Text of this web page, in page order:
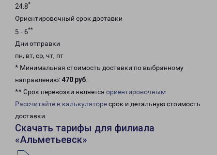
24.8*
Ориентировочный срок доставки
5 - 6**
Дни отправки
пн, вт, ср, чт, пт
* Минимальная стоимость доставки по выбранному
направлению: 470 руб.
** Срок перевозки является ориентировочным
Рассчитайте в калькуляторесрок и детальную стоимость
доставки.
Скачать тарифы для филиала
«Альметьевск»